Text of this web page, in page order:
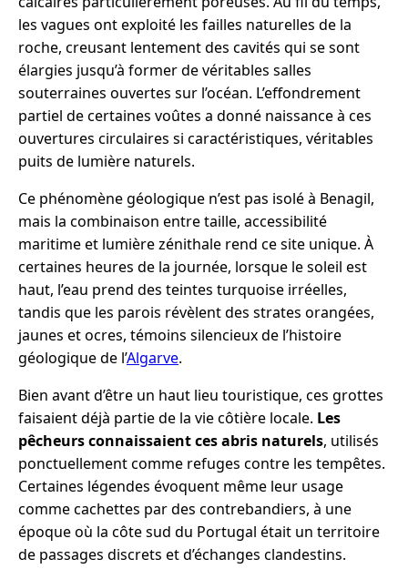
les vagues ont exploité les failles naturelles de la
roche, creusant lentement des cavités qui se sont
élargies jusqu’à former de véritables salles
souterraines ouvertes sur l’océan. L’effondrement
partiel de certaines voûtes a donné naissance à ces
ouvertures circulaires si caractéristiques, véritables
puits de lumière naturels.
Ce phénomène géologique n’est pas isolé à Benagil,
mais la combinaison entre taille, accessibilité
maritime et lumière zénithale rend ce site unique. À
certaines heures de la journée, lorsque le soleil est
haut, l’eau prend des teintes turquoise irréelles,
tandis que les parois révèlent des strates orangées,
jaunes et ocres, témoins silencieux de l’histoire
géologique de l’Algarve.
Bien avant d’être un haut lieu touristique, ces grottes
faisaient déjà partie de la vie côtière locale. Les
pêcheurs connaissaient ces abris naturels, utilisés
ponctuellement comme refuges contre les tempêtes.
Certaines légendes évoquent même leur usage
comme cachettes par des contrebandiers, à une
époque où la côte sud du Portugal était un territoire
de passages discrets et d’échanges clandestins.